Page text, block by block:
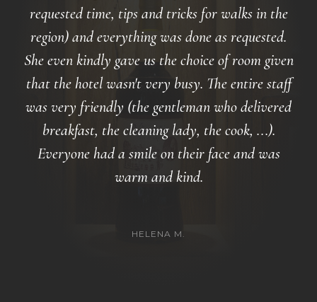
requested time, tips and tricks for walks in the
region) and everything was done as requested.
She even kindly gave us the choice of room given
that the hotel wasn't very busy. The entire staff
was very friendly (the gentleman who delivered
breakfast, the cleaning lady, the cook, ...).
Everyone had a smile on their face and was
warm and kind.
HELENA M.